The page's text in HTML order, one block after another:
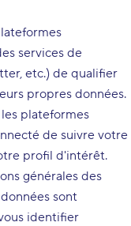
services de
etc.) de qualifier
propres données.
plateformes
de suivre votre
profil d'intérêt.
générales des
sont
identifier